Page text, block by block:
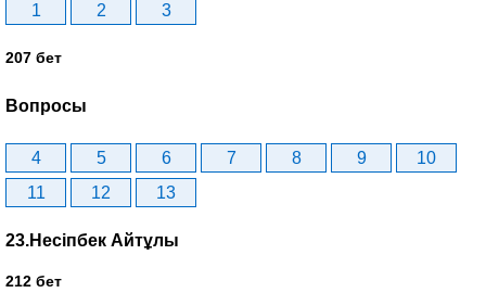
1 2 3
207 бет
Вопросы
4 5 6 7 8 9
10
11
12 13
23.Несіпбек Айтұлы
212 бет